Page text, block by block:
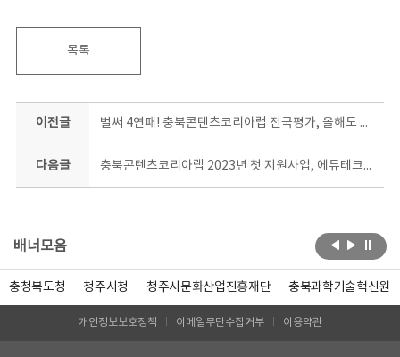
목록
이전글 벌써 4연패! 충북콘텐츠코리아랩 전국평가, 올해도 최고등급
다음글 충북콘텐츠코리아랩 2023년 첫 지원사업, 에듀테크콘 공모 막 올라
배너모음
충청북도청 청주시청 청주시문화산업진흥재단 충북과학기술혁신원
개인정보보호정책 이메일무단수집거부 이용약관